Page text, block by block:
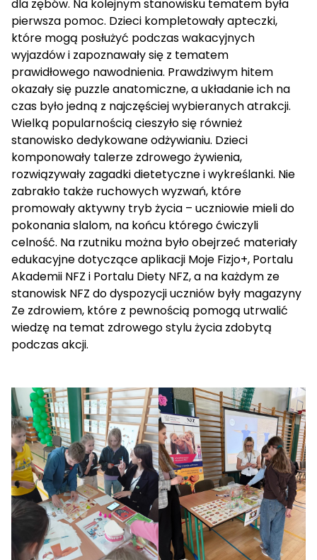
dla zębów. Na kolejnym stanowisku tematem była
pierwsza pomoc. Dzieci kompletowały apteczki,
które mogą posłużyć podczas wakacyjnych
wyjazdów i zapoznawały się z tematem
prawidłowego nawodnienia. Prawdziwym hitem
okazały się puzzle anatomiczne, a układanie ich na
czas było jedną z najczęściej wybieranych atrakcji.
Wielką popularnością cieszyło się również
stanowisko dedykowane odżywianiu. Dzieci
komponowały talerze zdrowego żywienia,
rozwiązywały zagadki dietetyczne i wykreślanki. Nie
zabrakło także ruchowych wyzwań, które
promowały aktywny tryb życia – uczniowie mieli do
pokonania slalom, na końcu którego ćwiczyli
celność. Na rzutniku można było obejrzeć materiały
edukacyjne dotyczące aplikacji Moje Fizjo+, Portalu
Akademii NFZ i Portalu Diety NFZ, a na każdym ze
stanowisk NFZ do dyspozycji uczniów były magazyny
Ze zdrowiem, które z pewnością pomogą utrwalić
wiedzę na temat zdrowego stylu życia zdobytą
podczas akcji.